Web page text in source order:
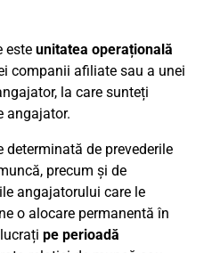
este unitatea operațională
companii afiliate sau a unei
la care sunteți
angajator.
determinată de prevederile
precum și de
angajatorului care le
o alocare permanentă în
pe perioadă